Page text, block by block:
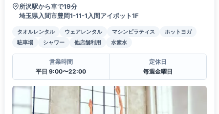
所沢駅から車で19分
埼玉県入間市豊岡1-11-1入間アイポット1F
タオルレンタル ウェアレンタル マシンピラティス
ホットヨガ
駐車場
シャワー 他店舗利用 水素水
営業時間
平日 9:00〜22:00
定休日
毎週金曜日